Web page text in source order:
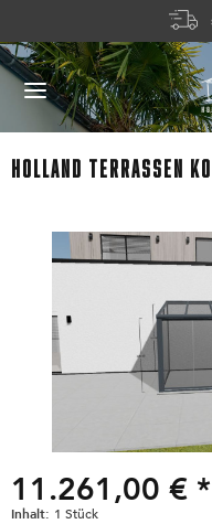
Holland Terrassen
11.261,00 € *
Inhalt: 1 Stück